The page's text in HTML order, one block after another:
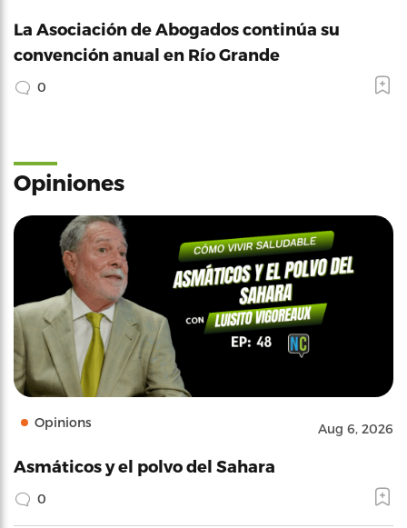
La Asociación de Abogados continúa su
convención anual en Río Grande
0
Opiniones
Opinions Aug 6, 2026
Asmáticos y el polvo del Sahara
0